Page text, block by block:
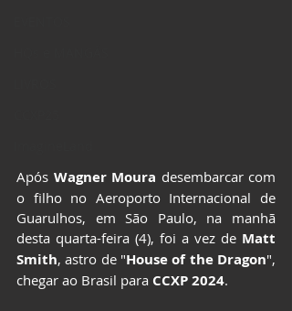
Após Wagner Moura desembarcar com
o filho no Aeroporto Internacional de
Guarulhos, em São Paulo, na manhã
desta quarta-feira (4), foi a vez de Matt
Smith, astro de "House of the Dragon",
chegar ao Brasil para CCXP 2024.